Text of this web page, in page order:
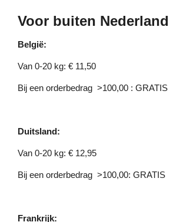
Voor buiten
België:
Van 0-20 kg: € 11,50
Bij een orderbedrag >100,00 : GRATIS
Duitsland:
Van 0-20 kg: € 12,95
Bij een orderbedrag >100,00: GRATIS
Frankrijk: